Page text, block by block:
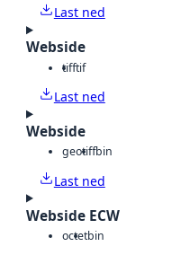
Last ned
Webside
tifftif
Last ned
Webside
geotiffbin
Last ned
Webside ECW
octetbin